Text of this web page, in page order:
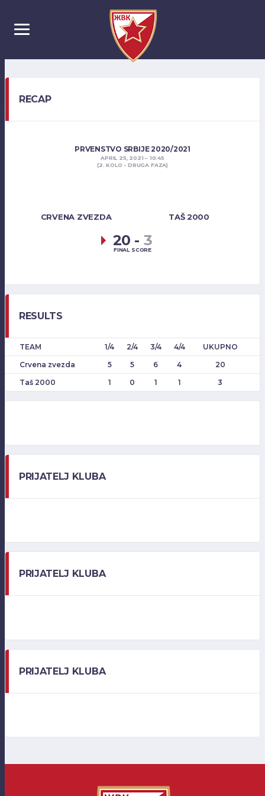
RECAP
PRVENSTVO SRBIJE 2020/2021
APRIL 25, 2021
10:45
(2. KOLO - DRUGA FAZA)
CRVENA ZVEZDA TAŠ 2000
20 - 3
FINAL SCORE
RESULTS
TEAM 1/4 2/4 3/4 4/4
UKUPNO
Crvena zvezda
5 5 6 4
20
Taš 2000
1 0 1 1 3
PRIJATELJ KLUBA
PRIJATELJ KLUBA
PRIJATELJ KLUBA